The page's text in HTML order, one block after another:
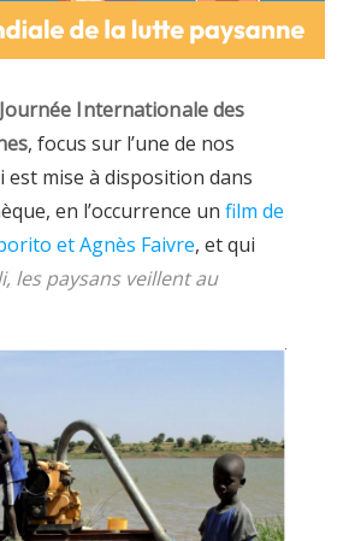
Journée Internationale des
, focus sur l’une de nos
est mise à disposition dans
en l’occurrence un film de
et Agnès Faivre, et qui
les paysans veillent au